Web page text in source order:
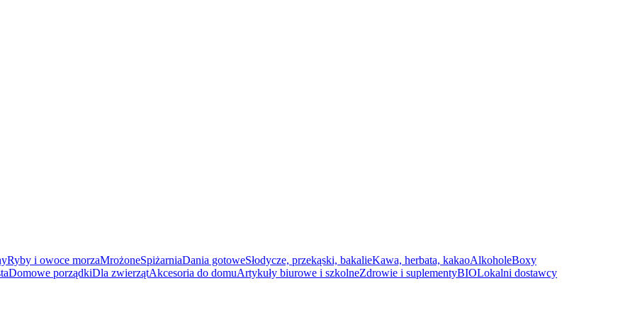
Ryby i owoce morzaMrożoneSpiżarniaDania gotoweSłodycze, przekąski, bakalieKawa, herbata, kakaoAlkoholeBoxy
Domowe porządkiDla zwierzątAkcesoria do domuArtykuły biurowe i szkolneZdrowie i suplementyBIOLokalni dostawcy